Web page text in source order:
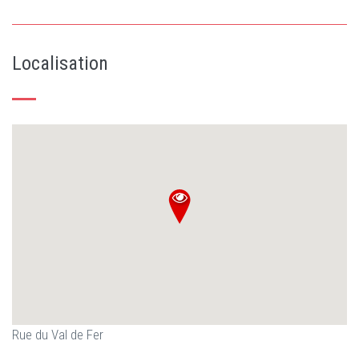
Localisation
Rue du Val de Fer